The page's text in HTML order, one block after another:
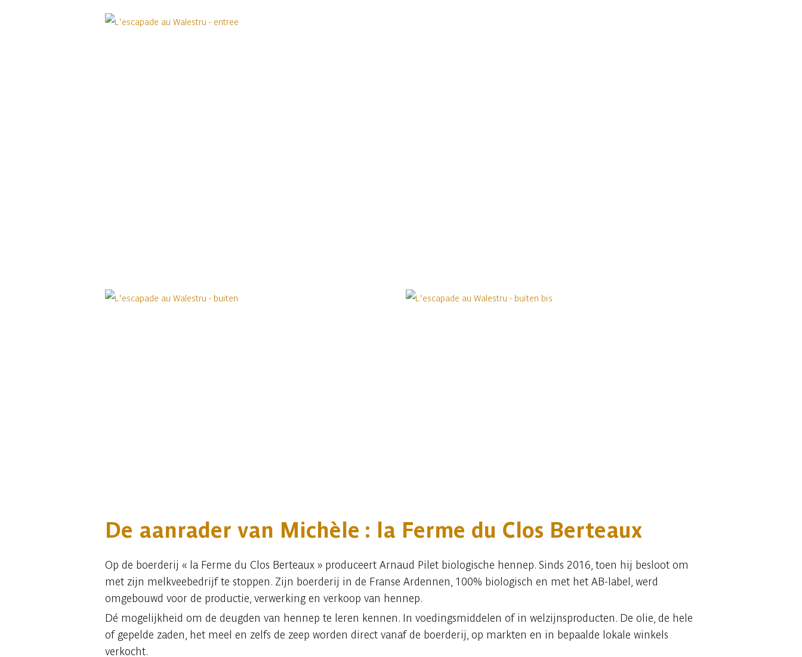
De aanrader van Michèle : la Ferme du Clos Berteaux
Op de boerderij « la Ferme du Clos Berteaux » produceert Arnaud Pilet biologische hennep. Sinds 2016, toen hij besloot om
met zijn melkveebedrijf te stoppen. Zijn boerderij in de Franse Ardennen, 100% biologisch en met het AB-label, werd
omgebouwd voor de productie, verwerking en verkoop van hennep.
Dé mogelijkheid om de deugden van hennep te leren kennen. In voedingsmiddelen of in welzijnsproducten. De olie, de hele
of gepelde zaden, het meel en zelfs de zeep worden direct vanaf de boerderij, op markten en in bepaalde lokale winkels
verkocht.